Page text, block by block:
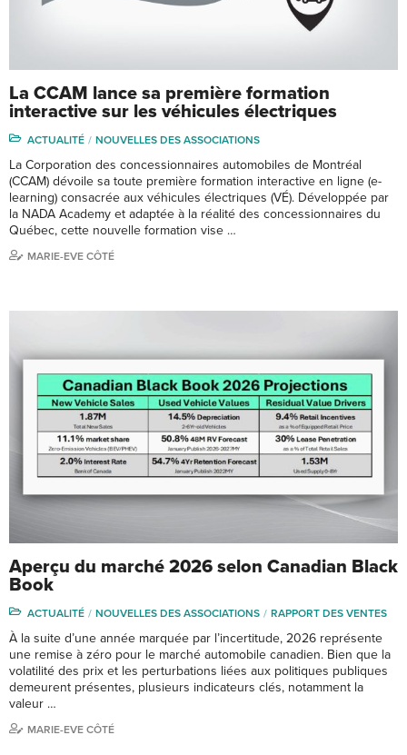
La CCAM lance sa première formation
interactive sur les véhicules électriques
ACTUALITÉ NOUVELLES DES ASSOCIATIONS
La Corporation des concessionnaires automobiles de Montréal
(CCAM) dévoile sa toute première formation interactive en ligne (e-
learning) consacrée aux véhicules électriques (VÉ). Développée par
la NADA Academy et adaptée à la réalité des concessionnaires du
Québec, cette nouvelle formation vise …
MARIE-EVE CÔTÉ
Aperçu du marché 2026 selon Canadian Black
Book
ACTUALITÉ NOUVELLES DES ASSOCIATIONS RAPPORT DES VENTES
À la suite d’une année marquée par l’incertitude, 2026 représente
une remise à zéro pour le marché automobile canadien. Bien que la
volatilité des prix et les perturbations liées aux politiques publiques
demeurent présentes, plusieurs indicateurs clés, notamment la
valeur …
MARIE-EVE CÔTÉ